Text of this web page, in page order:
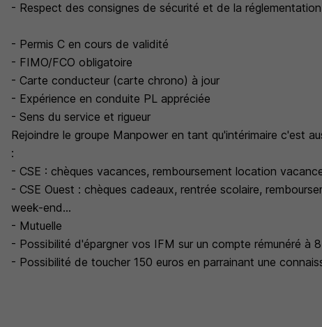
- Respect des consignes de sécurité et de la
- Permis C en cours de validité
- FIMO/FCO obligatoire
- Carte conducteur (carte chrono) à jour
- Expérience en conduite PL appréciée
- Sens du service et rigueur
Rejoindre le groupe Manpower en tant qu'intérimaire c'est
:
- CSE : chèques vacances, remboursement location
- CSE Ouest : chèques cadeaux, rentrée scolaire,
week-end...
- Mutuelle
- Possibilité d'épargner vos IFM sur un compte rémunéré à
- Possibilité de toucher 150 euros en parrainant une